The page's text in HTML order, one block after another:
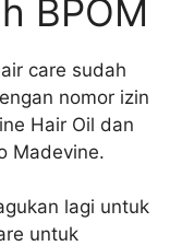
BPOM
care sudah
nomor izin
Hair Oil dan
Madevine.
lagi untuk
untuk